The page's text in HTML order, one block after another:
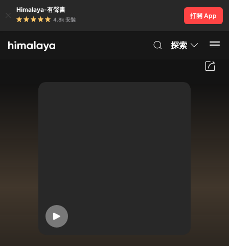
Himalaya-有聲書
4.8k 安裝
打開 App
探索